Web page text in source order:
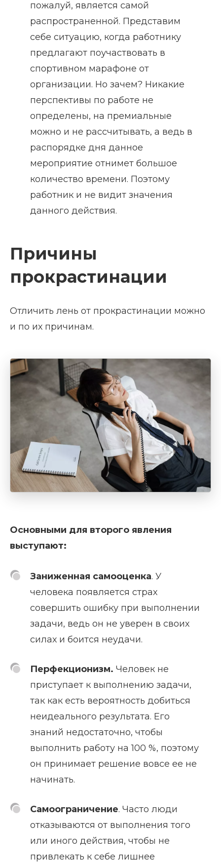
пожалуй, является самой
распространенной. Представим
себе ситуацию, когда работнику
предлагают поучаствовать в
спортивном марафоне от
организации. Но зачем? Никакие
перспективы по работе не
определены, на премиальные
можно и не рассчитывать, а ведь в
распорядке дня данное
мероприятие отнимет большое
количество времени. Поэтому
работник и не видит значения
данного действия.
Причины
прокрастинации
Отличить лень от прокрастинации можно
и по их причинам.
Основными для второго явления
выступают:
Заниженная самооценка. У
человека появляется страх
совершить ошибку при выполнении
задачи, ведь он не уверен в своих
силах и боится неудачи.
Перфекционизм. Человек не
приступает к выполнению задачи,
так как есть вероятность добиться
неидеального результата. Его
знаний недостаточно, чтобы
выполнить работу на 100 %, поэтому
он принимает решение вовсе ее не
начинать.
Самоограничение. Часто люди
отказываются от выполнения того
или иного действия, чтобы не
привлекать к себе лишнее